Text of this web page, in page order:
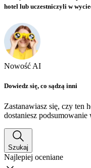
hotel lub uczestniczyli w
Nowość AI
Dowiedz się, co sądzą inni
Zastanawiasz się, czy ten
dostaniesz
Szukaj
Najlepiej oceniane